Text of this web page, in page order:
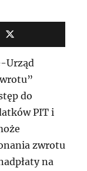
Urząd
do
PIT i
zwrotu
na